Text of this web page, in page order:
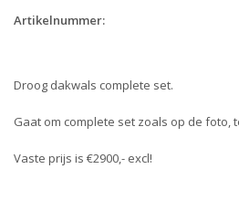
Artikelnummer:
Droog dakwals complete set.
Gaat om complete set zoals op de foto,
Vaste prijs is €2900,- excl!